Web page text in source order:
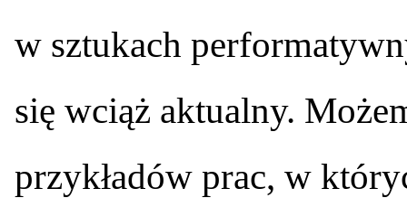
w sztukach
się wciąż aktualny.
przykładów prac, w